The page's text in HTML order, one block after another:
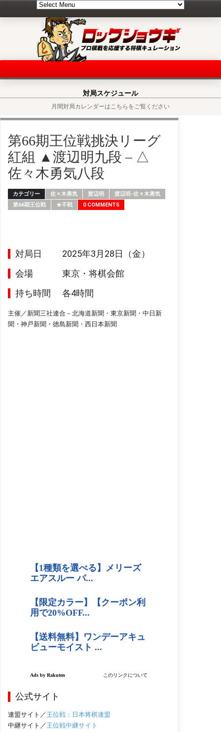
対局スケジュール
月間対局カレンダーはこちらをご覧ください
第66期王位戦挑決リーグ
紅組 ▲渡辺明九段 – △
佐々木勇気八段
カテゴリー 佐々木勇気 渡辺明
渡辺明-佐々木勇気
第66期王位戦
★不戦 0 COMMENTS
対局日
2025年3月28日（金）
会場
東京・将棋会館
持ち時間
各4時間
主催／新聞三社連合－北海道新聞・東京新聞・中日新
聞・神戸新聞・徳島新聞・西日本新聞
公式サイト
連盟サイト／ 王位戦：日本将棋連盟
中継サイト／ 王位戦中継サイト